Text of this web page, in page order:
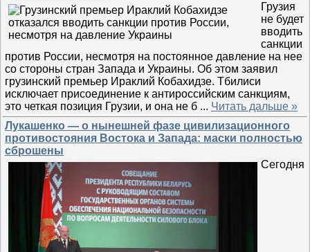
Грузия
не будет
вводить
санкции
против России, несмотря на постоянное давление на нее
со стороны стран Запада и Украины. Об этом заявил
грузинский премьер Ираклий Кобахидзе. Тбилиси
исключает присоединение к антироссийским санкциям,
это четкая позиция Грузии, и она не б ... Читать дальше »
Лукашенко — о нынешней фазе цивилизационного
противостояния Востока и Запада: маски полностью
сброшены
Сегодня